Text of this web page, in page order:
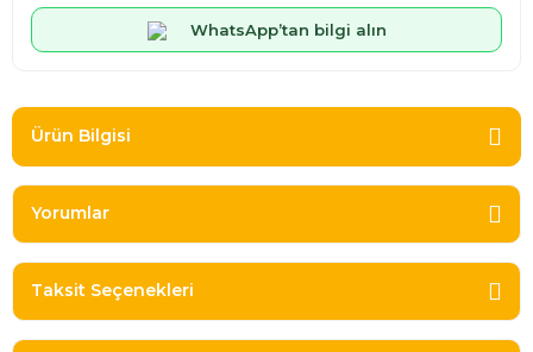
WhatsApp’tan bilgi alın
Ürün Bilgisi
Yorumlar
Taksit Seçenekleri